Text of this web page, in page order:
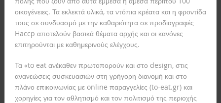
οικογένειες. Τα εκλεκτά υλικά, τα ντόπια κρέατα και η φροντίδα
τους σε συνδυασμό με την καθαριότητα σε προδιαγραφές
Haccp αποτελούν βασικά θέματα αρχής και οι κανόνες
επιτηρούνται με καθημερινούς ελέγχους.
Τα «to eat ανέκαθεν πρωτοπορούν και στο design, στις
ανανεώσεις συσκευασιών στη γρήγορη διανομή και στο
πλάνο επικοινωνίας με online παραγγελίες (to-eat.gr) και
χορηγίες για τον αθλητισμό και τον πολιτισμό της περιοχής